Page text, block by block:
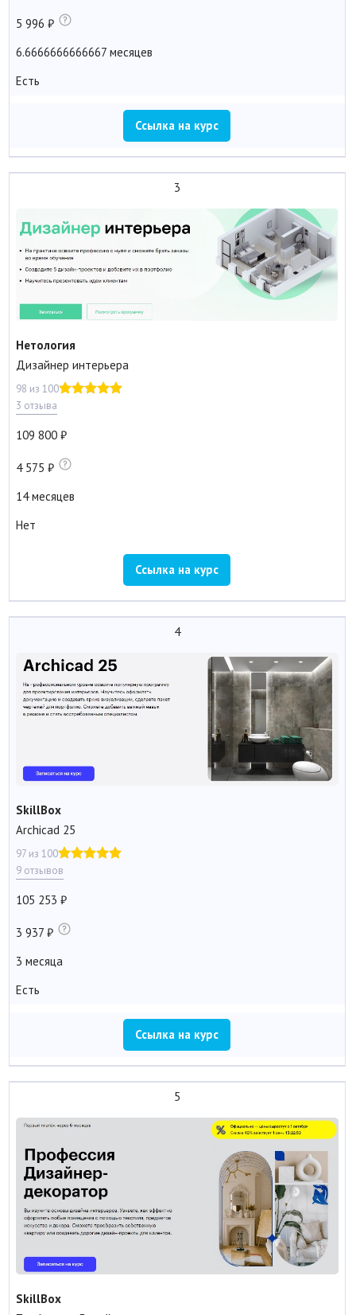
5 996
6.6666666666667 месяцев
Есть
Ссылка на курс
3
Нетология
Дизайнер интерьера
98 из 100
3 отзыва
109 800
4 575
14 месяцев
Нет
Ссылка на курс
4
SkillBox
Archicad 25
97 из 100
9 отзывов
105 253
3 937
3 месяца
Есть
Ссылка на курс
5
SkillBox